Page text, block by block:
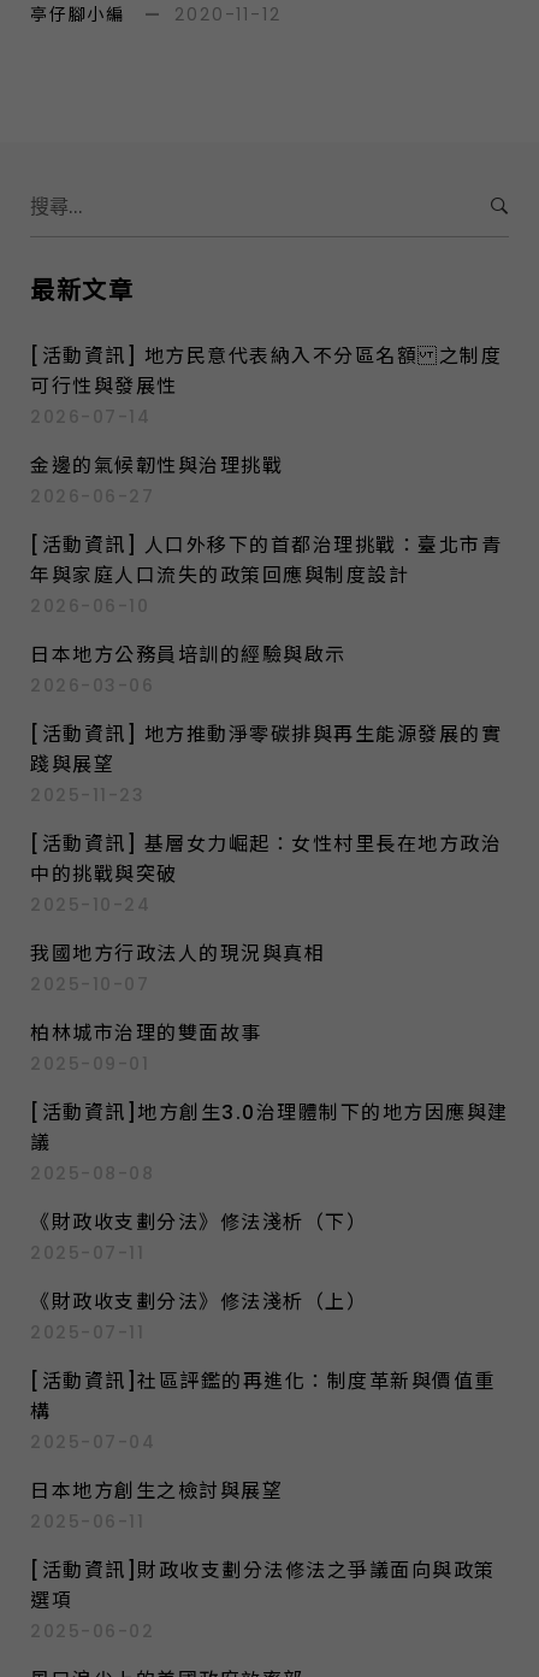
須思考的生存要務之一。地方政府面對各
出新的理念、途徑與工具，連結不同部門
一起集思廣益並協力解決棘手問題，進而
地方產業、社會與政策創新的動能。此
方政府必須對外宣傳在地政策成果與特
色，也必須與人民進行政策的溝通與行
銷，藉以增加政策的說服力與人民向心
力。 11/28(六)上午10點，我們邀請到暨
南國際大學公共行政學系江大樹副校長主
享政府創新及行銷課題，並邀請到政治大
學公共行政學系陳敦源教授、空中大學公
共行政學系廖洲棚副教授、銘傳大學公共
事務學系陳欽春助理教授、桃園市政府文
化局莊秀美局長一同與談。此次座談會邀
且由地方官員分享實際案例，以深入探討
我國地方政府創新與行銷的現況與挑戰。
時間：2020年11月28日（六）10時至12
時00分（9:30開始報到）地點：臺灣大
學社會科學院4樓401教室主持人：江大
樹…
亭仔腳小編 — 2020-11-12
S
e
r
c
f
o
r
最新文章
[活動資訊] 地方民意代表納入不分區名額 之制度
可行性與發展性
2026-07-14
金邊的氣候韌性與治理挑戰
2026-06-27
[活動資訊] 人口外移下的首都治理挑戰：臺北市青
年與家庭人口流失的政策回應與制度設計
2026-06-10
日本地方公務員培訓的經驗與啟示
2026-03-06
[活動資訊] 地方推動淨零碳排與再生能源發展的實
踐與展望
2025-11-23
[活動資訊] 基層女力崛起：女性村里長在地方政治
中的挑戰與突破
2025-10-24
我國地方行政法人的現況與真相
2025-10-07
柏林城市治理的雙面故事
2025-09-01
[活動資訊]地方創生3.0治理體制下的地方因應與建
議
2025-08-08
《財政收支劃分法》修法淺析（下）
2025-07-11
《財政收支劃分法》修法淺析（上）
2025-07-11
[活動資訊]社區評鑑的再進化：制度革新與價值重
構
2025-07-04
日本地方創生之檢討與展望
2025-06-11
[活動資訊]財政收支劃分法修法之爭議面向與政策
選項
2025-06-02